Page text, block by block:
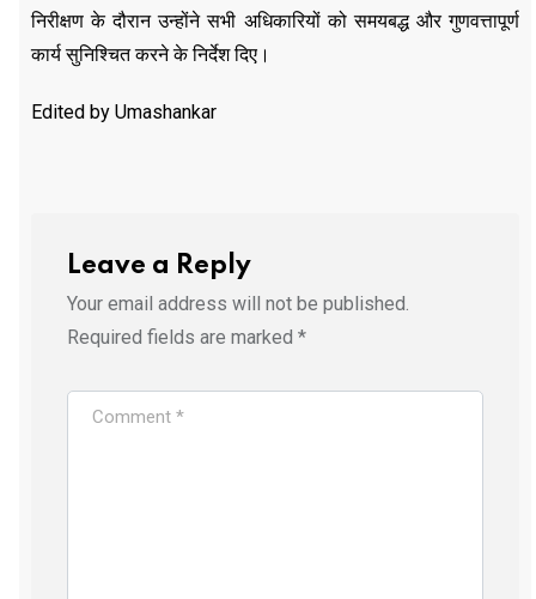
निरीक्षण के दौरान उन्होंने सभी अधिकारियों को समयबद्ध और गुणवत्तापूर्ण
कार्य सुनिश्चित करने के निर्देश दिए।
Edited by Umashankar
Leave a Reply
Your email address will not be published.
Required fields are marked *